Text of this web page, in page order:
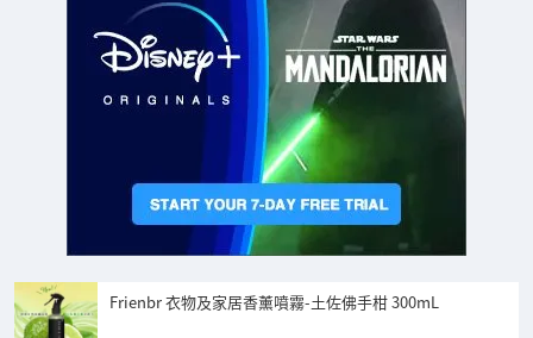
Frienbr 衣物及家居香薰噴霧-土佐佛手柑 300mL